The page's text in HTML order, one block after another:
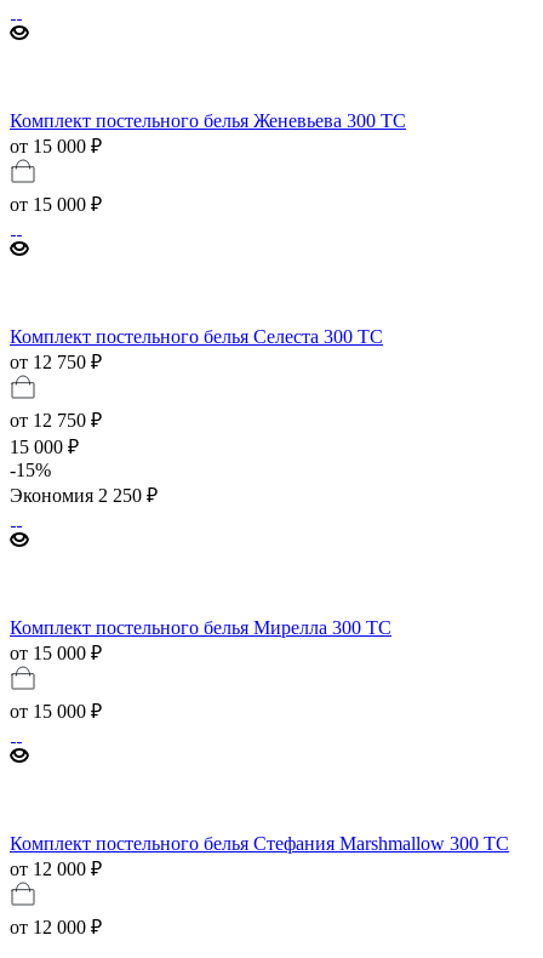
Комплект постельного белья Женевьева 300 TC
от 15 000 ₽
от 15 000 ₽
Комплект постельного белья Селеста 300 TC
от 12 750 ₽
от 12 750 ₽
15 000 ₽
-15%
Экономия 2 250 ₽
Комплект постельного белья Мирелла 300 TC
от 15 000 ₽
от 15 000 ₽
Комплект постельного белья Стефания Marshmallow 300 TC
от 12 000 ₽
от 12 000 ₽